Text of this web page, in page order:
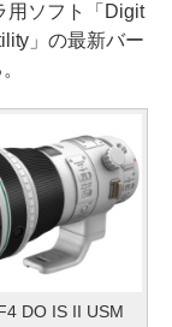
ソフト「Digit
」の最新バー
DO IS II USM